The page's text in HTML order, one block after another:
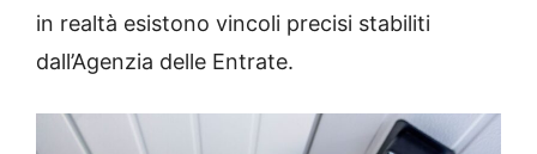
in realtà esistono vincoli precisi stabiliti
dall’Agenzia delle Entrate.